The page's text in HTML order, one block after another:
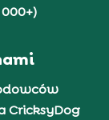
CricksyDog